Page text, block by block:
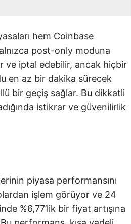
hem Coinbase
post-only moduna
ve iptal edebilir, ancak hiçbir
en az bir dakika sürecek
bir geçiş sağlar. Bu dikkatli
istikrar ve güvenilirlik
piyasa performansını
işlem görüyor ve 24
%6,77’lik bir fiyat artışına